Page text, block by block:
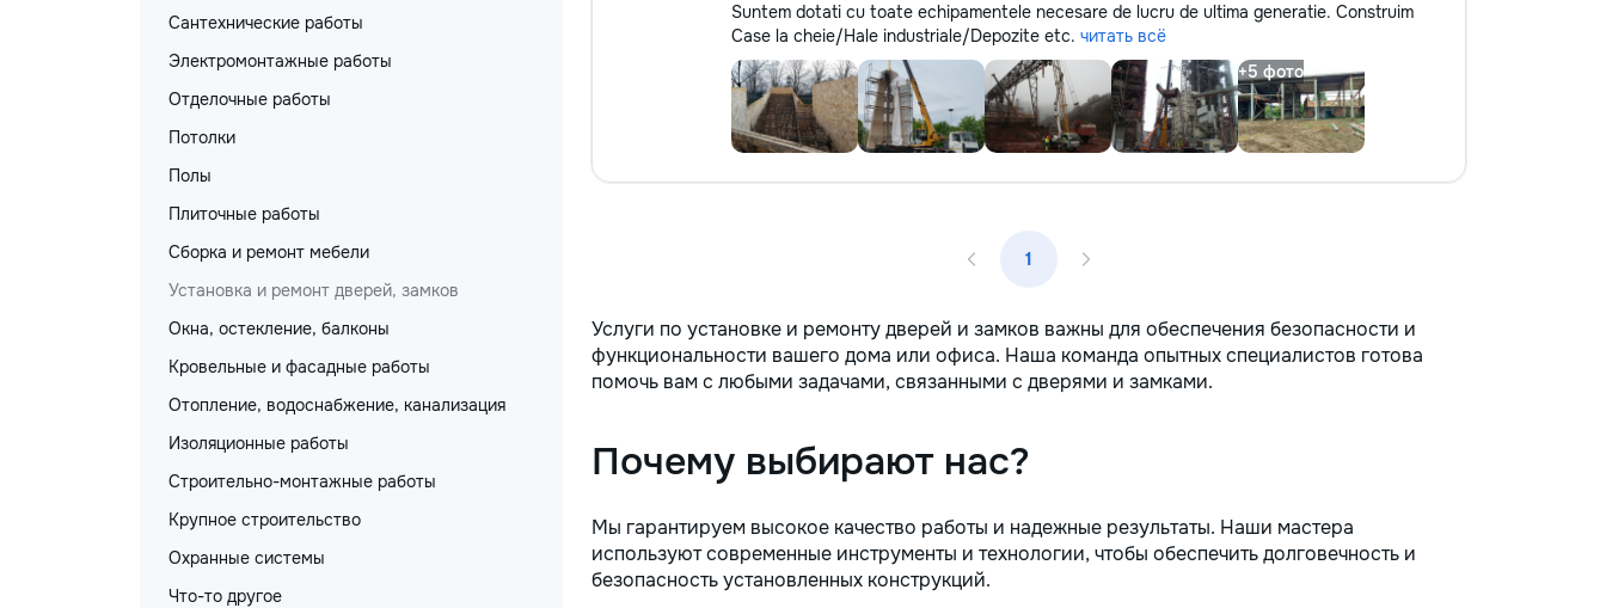
Сантехнические работы
Электромонтажные работы
Отделочные работы
Потолки
Полы
Плиточные работы
Сборка и ремонт мебели
Установка и ремонт дверей, замков
Окна, остекление, балконы
Кровельные и фасадные работы
Отопление, водоснабжение, канализация
Изоляционные работы
Строительно-монтажные работы
Крупное строительство
Охранные системы
Что-то другое
Suntem dotati cu toate echipamentele necesare de lucru de ultima generatie. Construim
Case la cheie/Hale industriale/Depozite etc. читать всё
1
Услуги по установке и ремонту дверей и замков важны для обеспечения безопасности и
функциональности вашего дома или офиса. Наша команда опытных специалистов готова
помочь вам с любыми задачами, связанными с дверями и замками.
Почему выбирают нас?
Мы гарантируем высокое качество работы и надежные результаты. Наши мастера
используют современные инструменты и технологии, чтобы обеспечить долговечность и
безопасность установленных конструкций.